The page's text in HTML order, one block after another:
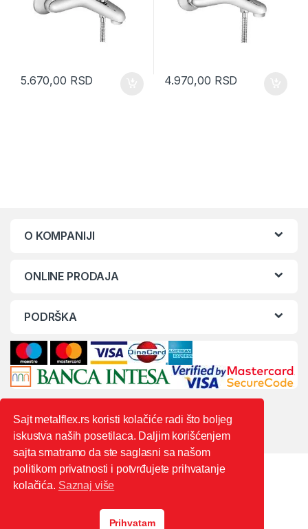
5.670,00 RSD 4.970,00 RSD
O KOMPANIJI
ONLINE PRODAJA
PODRŠKA
Sajt metalflex.rs koristi kolačiće radi što boljeg
iskustva naših posetilaca. Daljim korišćenjem
sajta smatramo da ste saglasni sa našom
politikom privatnosti i potvrđujete prihvatanje
kolačića. Saznaj više
Prihvatam